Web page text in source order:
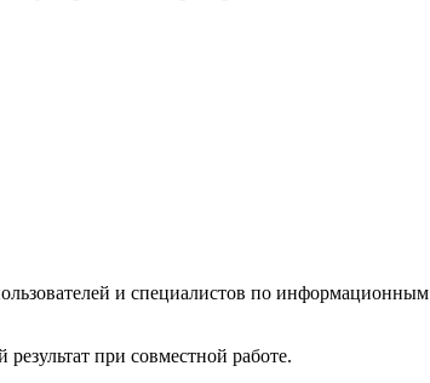
и специалистов по информационным
при совместной работе.